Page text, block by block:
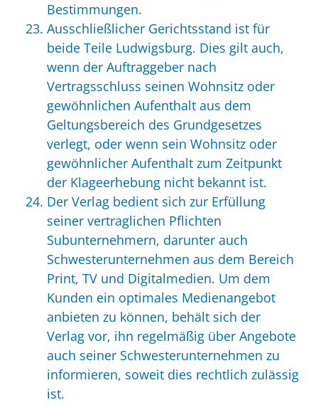
Bestimmungen.
Ausschließlicher Gerichtsstand ist für
beide Teile Ludwigsburg. Dies gilt auch,
wenn der Auftraggeber nach
Vertragsschluss seinen Wohnsitz oder
gewöhnlichen Aufenthalt aus dem
Geltungsbereich des Grundgesetzes
verlegt, oder wenn sein Wohnsitz oder
gewöhnlicher Aufenthalt zum Zeitpunkt
der Klageerhebung nicht bekannt ist.
Der Verlag bedient sich zur Erfüllung
seiner vertraglichen Pflichten
Subunternehmern, darunter auch
Schwesterunternehmen aus dem Bereich
Print, TV und Digitalmedien. Um dem
Kunden ein optimales Medienangebot
anbieten zu können, behält sich der
Verlag vor, ihn regelmäßig über Angebote
auch seiner Schwesterunternehmen zu
informieren, soweit dies rechtlich zulässig
ist.